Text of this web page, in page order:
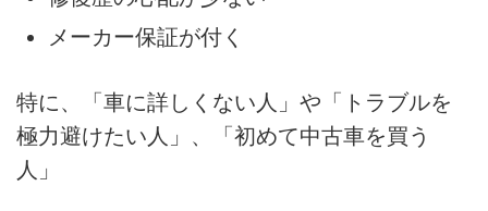
メーカー保証が付く
特に、「車に詳しくない人」や「トラブルを
極力避けたい人」、「初めて中古車を買う
人」